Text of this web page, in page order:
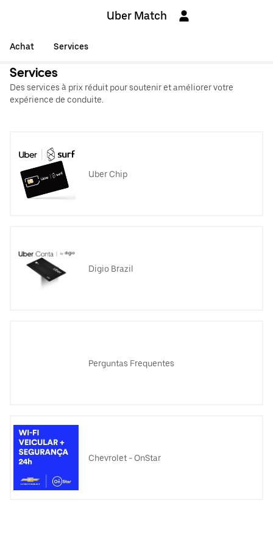
Uber Match
Achat Services
Services
Des services à prix réduit pour soutenir et améliorer votre
expérience de conduite.
Uber Chip
Digio Brazil
Perguntas Frequentes
Chevrolet - OnStar